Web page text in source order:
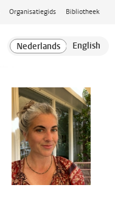
Organisatiegids Bibliotheek